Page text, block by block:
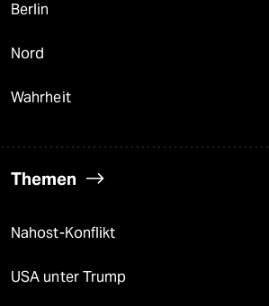
Berlin
Nord
Wahrheit
Themen
Nahost-Konflikt
USA unter Trump